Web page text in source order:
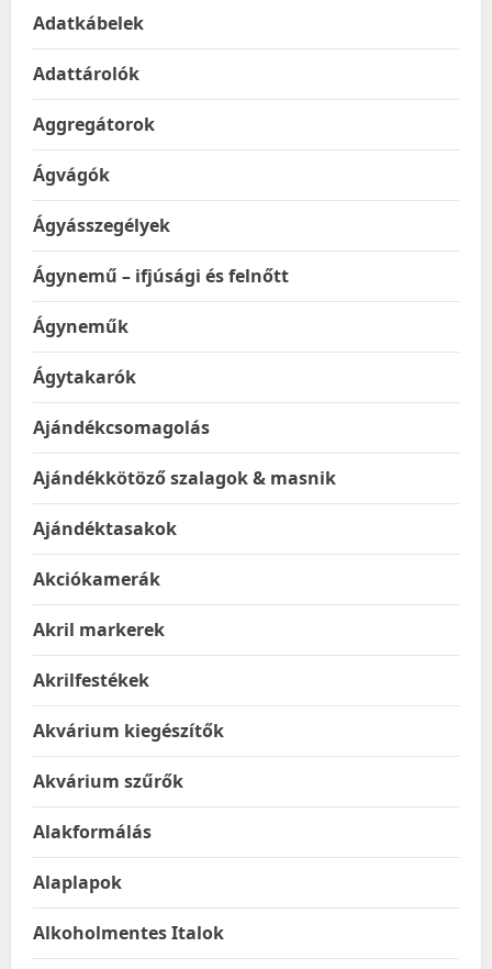
Adatkábelek
Adattárolók
Aggregátorok
Ágvágók
Ágyásszegélyek
Ágynemű – ifjúsági és felnőtt
Ágyneműk
Ágytakarók
Ajándékcsomagolás
Ajándékkötöző szalagok & masnik
Ajándéktasakok
Akciókamerák
Akril markerek
Akrilfestékek
Akvárium kiegészítők
Akvárium szűrők
Alakformálás
Alaplapok
Alkoholmentes Italok